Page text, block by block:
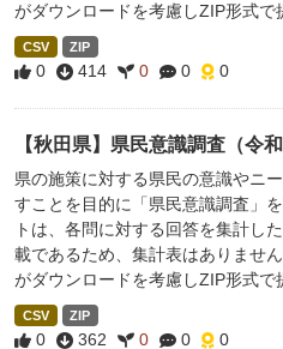
がダウンロードを考慮しZIP形式で
CSV ZIP
0 414 0 0 0
【秋田県】県民意識調査（令
県の施策に対する県民の意識やニ
すことを目的に「県民意識調査」
トは、各問に対する回答を集計し
載であるため、集計表はありませ
がダウンロードを考慮しZIP形式で
CSV ZIP
0 362 0 0 0